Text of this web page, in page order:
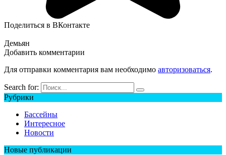
Поделиться в ВКонтакте
Демьян
Добавить комментарии
Для отправки комментария вам необходимо авторизоваться.
Search for:
Рубрики
Бассейны
Интересное
Новости
Новые публикации